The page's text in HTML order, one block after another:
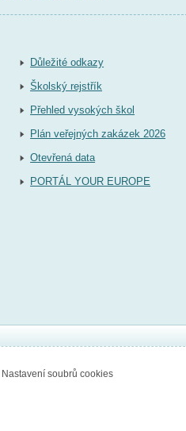
Důležité odkazy
Školský rejstřík
Přehled vysokých škol
Plán veřejných zakázek 2026
Otevřená data
PORTÁL YOUR EUROPE
Nastavení soubrů cookies